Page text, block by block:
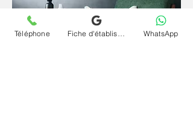
Téléphone WhatsApp